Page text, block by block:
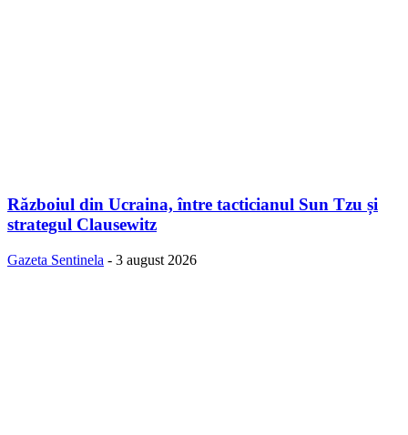
Războiul din Ucraina, între tacticianul Sun Tzu și
strategul Clausewitz
Gazeta Sentinela - 3 august 2026